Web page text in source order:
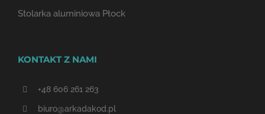
Stolarka aluminiowa Płock
KONTAKT Z NAMI
+48 606 261 263
biuro@arkadakod.pl